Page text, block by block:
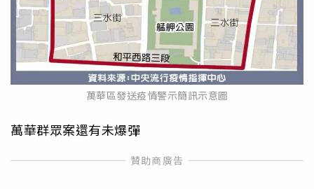
萬華區發送疫情警示簡訊示意圖
萬華群眾案還有未爆彈